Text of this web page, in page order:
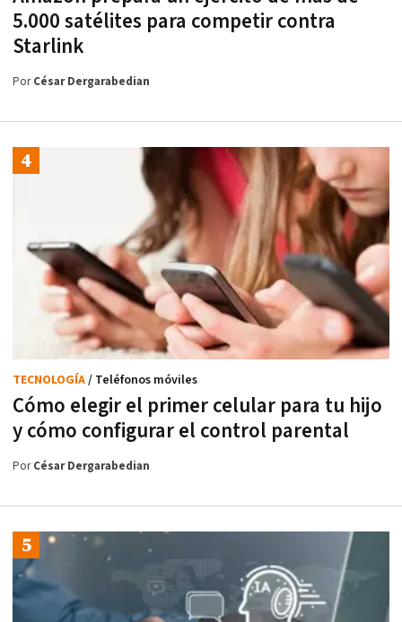
5.000 satélites para competir contra
Starlink
PorCésar Dergarabedian
Cómo elegir el primer celular para tu hijo
y cómo configurar el control parental
TECNOLOGÍA/ Teléfonos móviles
PorCésar Dergarabedian